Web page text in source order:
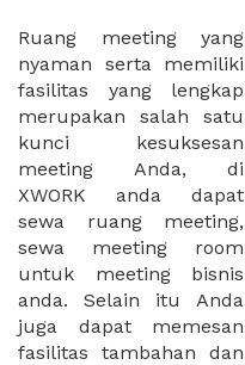
Ruang meeting yang
nyaman serta memiliki
fasilitas yang lengkap
merupakan salah satu
kunci kesuksesan
meeting Anda, di
XWORK anda dapat
sewa ruang meeting,
sewa meeting room
untuk meeting bisnis
anda. Selain itu Anda
juga dapat memesan
fasilitas tambahan dan
Ruang meeting juga
dapat diatur susunan
tempat duduk sesuai
kebutuhan dan
ketersediaan ruangan.
Ribuan ruang meeting
dapat Anda pilih
berdasarkan corak
interior, lokasi yang
strategis, harga yang
sesuai dengan budget
meeting Anda, ataupun
disesuaikan dengan